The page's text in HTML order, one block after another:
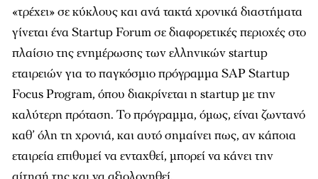
«τρέχει» σε κύκλους και ανά τακτά χρονικά διαστήµατα
γίνεται ένα Startup Forum σε διαφορετικές περιοχές στο
πλαίσιο της ενηµέρωσης των ελληνικών startup
εταιρειών για το παγκόσµιο πρόγραµµα SAP Startup
Focus Program, όπου διακρίνεται η startup µε την
καλύτερη πρόταση. Το πρόγραµµα, όµως, είναι ζωντανό
καθ’ όλη τη χρονιά, και αυτό σηµαίνει πως, αν κάποια
εταιρεία επιθυµεί να ενταχθεί, µπορεί να κάνει την